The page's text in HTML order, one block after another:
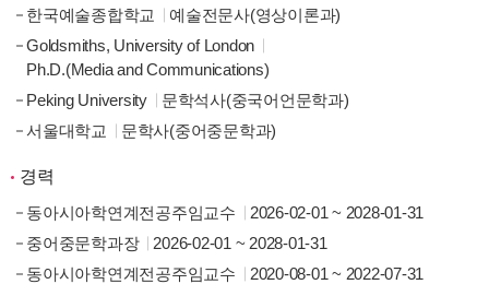
한국예술종합학교
예술전문사(영상이론과)
Goldsmiths, University of London
Ph.D.(Media and Communications)
Peking University
문학석사(중국어언문학과)
서울대학교
문학사(중어중문학과)
경력
동아시아학연계전공주임교수
2026-02-01 ~ 2028-01-31
중어중문학과장
2026-02-01 ~ 2028-01-31
동아시아학연계전공주임교수
2020-08-01 ~ 2022-07-31